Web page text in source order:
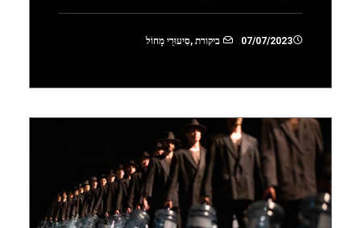
07/07/2023 ביקורת ,סִיעוּרֵי מָחוֹל